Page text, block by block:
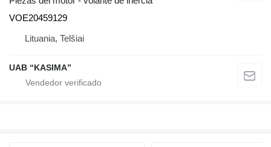
VOE20459129
Lituania, Telšiai
UAB “KASIMA”